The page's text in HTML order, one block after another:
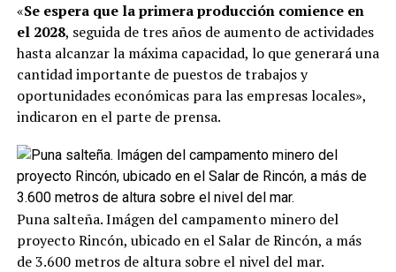
«Se espera que la primera producción comience en
el 2028, seguida de tres años de aumento de actividades
hasta alcanzar la máxima capacidad, lo que generará una
cantidad importante de puestos de trabajos y
oportunidades económicas para las empresas locales»,
indicaron en el parte de prensa.
Puna salteña. Imágen del campamento minero del
proyecto Rincón, ubicado en el Salar de Rincón, a más
de 3.600 metros de altura sobre el nivel del mar.